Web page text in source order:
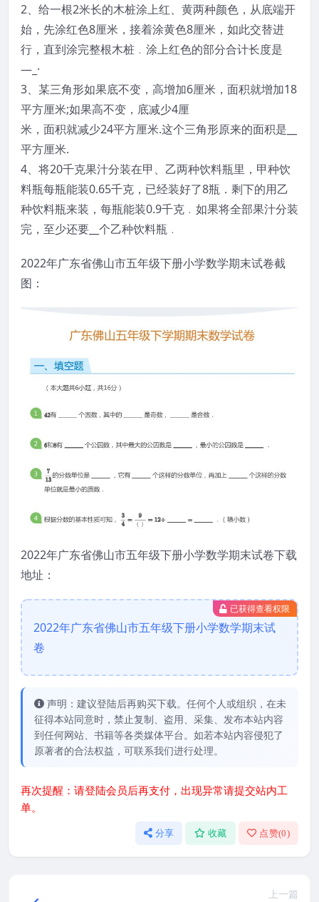
2、给一根2米长的木桩涂上红、黄两种颜色，从底端开
始，先涂红色8厘米，接着涂黄色8厘米，如此交替进
行，直到涂完整根木桩﹒涂上红色的部分合计长度是
―_·
3、某三角形如果底不变，高增加6厘米，面积就增加18
平方厘米;如果高不变，底减少4厘
米，面积就减少24平方厘米.这个三角形原来的面积是__
平方厘米.
4、将20千克果汁分装在甲、乙两种饮料瓶里，甲种饮
料瓶每瓶能装0.65千克，已经装好了8瓶．剩下的用乙
种饮料瓶来装，每瓶能装0.9千克﹒如果将全部果汁分装
完，至少还要__个乙种饮料瓶﹒
2022年广东省佛山市五年级下册小学数学期末试卷截
图：
2022年广东省佛山市五年级下册小学数学期末试卷下载
地址：
已获得查看权限
2022年广东省佛山市五年级下册小学数学期末试
卷
声明：建议登陆后再购买下载。任何个人或组织，在未
征得本站同意时，禁止复制、盗用、采集、发布本站内容
到任何网站、书籍等各类媒体平台。如若本站内容侵犯了
原著者的合法权益，可联系我们进行处理。
再次提醒：请登陆会员后再支付，出现异常请提交站内工
单。
分享 收藏 点赞(0)
上一篇